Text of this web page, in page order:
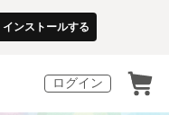
インストールする
ログイン